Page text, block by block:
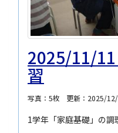
2025/11/11
習
写真：5枚 更新：2025/
1学年「家庭基礎」の調